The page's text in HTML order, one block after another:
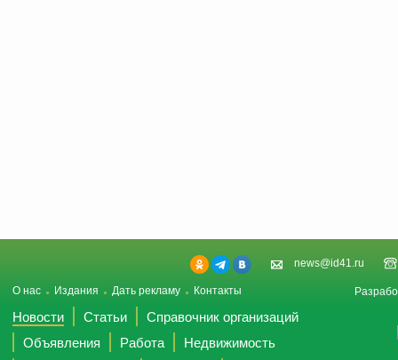
news@id41.ru
О нас Издания Дать рекламу Контакты
Новости Статьи
Справочник организаций
Объявления
Работа
Недвижимость